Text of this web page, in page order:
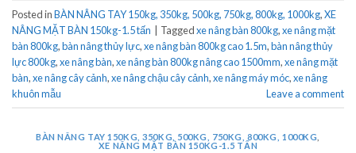
Posted inBÀN NÂNG TAY 150kg, 350kg, 500kg, 750kg, 800kg, 1000kg,XE
NÂNG MẶT BÀN 150kg-1.5 tấn | Taggedxe nâng bàn 800kg,xe nâng mặt
bàn 800kg,bàn nâng thủy lực,xe nâng bàn 800kg cao 1.5m,bàn nâng thủy
lực 800kg,xe nâng bàn,xe nâng bàn 800kg nâng cao 1500mm,xe nâng mặt
bàn,xe nâng cây cảnh,xe nâng chậu cây cảnh,xe nâng máy móc,xe nâng
khuôn mẫu
Leave a comment
BÀN NÂNG TAY 150KG, 350KG, 500KG, 750KG, 800KG, 1000KG
XE NÂNG MẶT BÀN 150KG-1.5 TẤN